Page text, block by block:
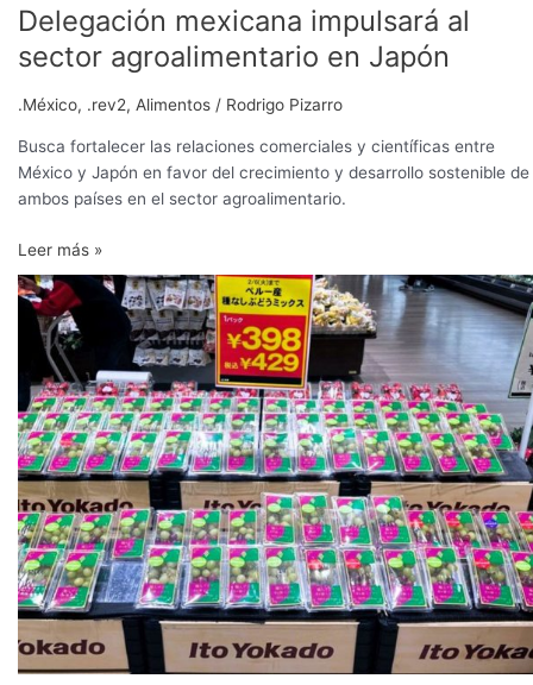
Delegación mexicana impulsará al
sector agroalimentario en Japón
.México, .rev2, Alimentos / Rodrigo Pizarro
Busca fortalecer las relaciones comerciales y científicas entre
México y Japón en favor del crecimiento y desarrollo sostenible de
ambos países en el sector agroalimentario.
Leer más »
Consumidores
de
Tokio
degustaron
uvas
peruanas
en
reconocido
supermercado
japonés